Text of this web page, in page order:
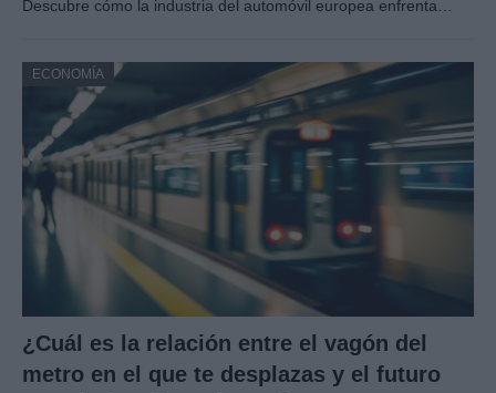
Descubre cómo la industria del automóvil europea enfrenta…
ECONOMÍA
¿Cuál es la relación entre el vagón del
metro en el que te desplazas y el futuro